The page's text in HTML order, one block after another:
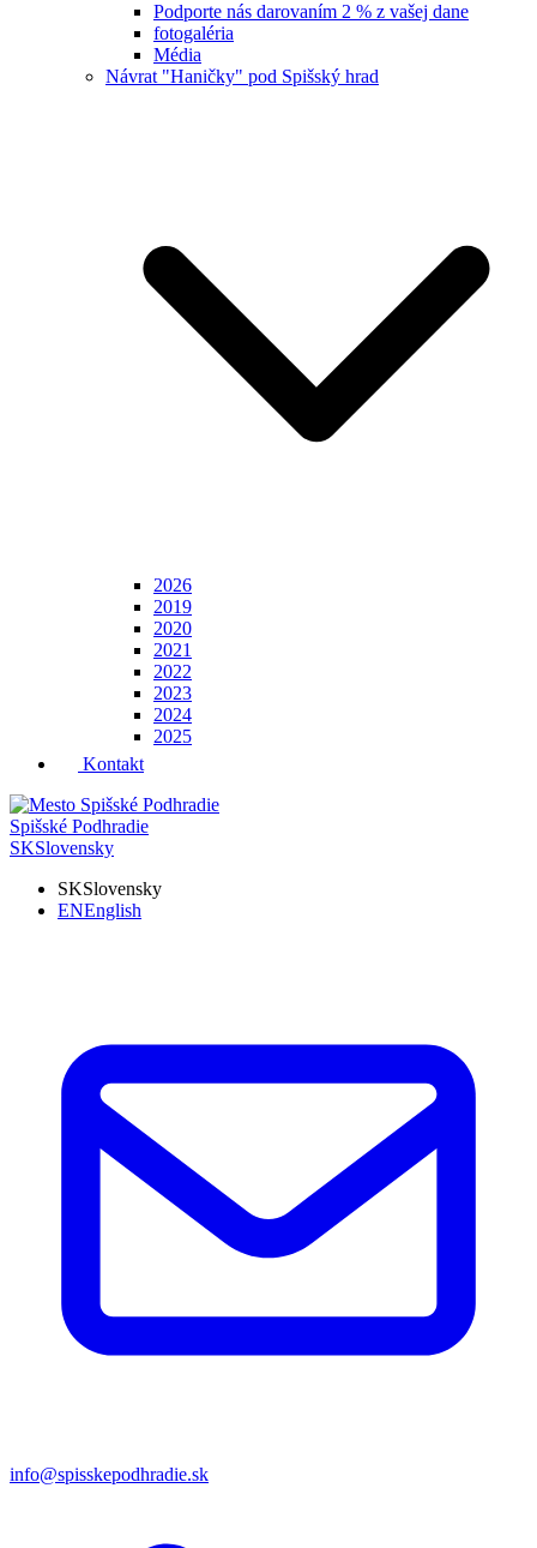
Podporte nás darovaním 2 % z vašej dane
fotogaléria
Média
Návrat "Haničky" pod Spišský hrad
2026
2019
2020
2021
2022
2023
2024
2025
Kontakt
Spišské Podhradie
SKSlovensky
SKSlovensky
ENEnglish
info@spisskepodhradie.sk